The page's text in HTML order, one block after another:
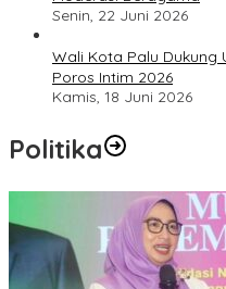
Senin, 22 Juni 2026
Wali Kota Palu Dukung
Poros Intim 2026
Kamis, 18 Juni 2026
Politika